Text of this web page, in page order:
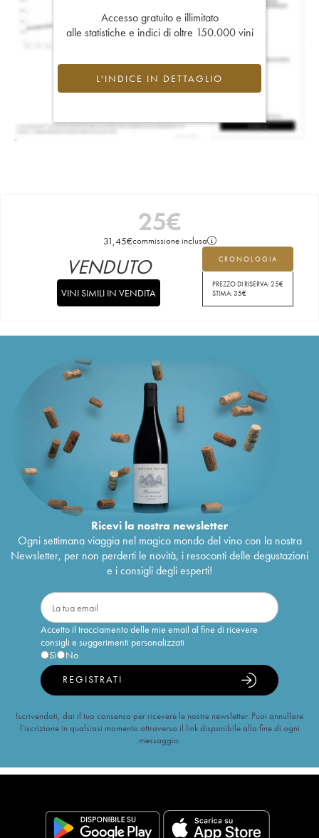
Accesso gratuito e illimitato
alle statistiche e indici di oltre 150.000 vini
L'INDICE IN DETTAGLIO
25€
31,45€commissione inclusa
CRONOLOGIA
PREZZO DI RISERVA:25€
STIMA:35€
VENDUTO
VINI SIMILI IN VENDITA
Ricevi la nostra newsletter
Ogni settimana viaggia nel magico mondo del vino con la nostra
Newsletter, per non perderti le novità, i resoconti delle degustazioni
e i consigli degli esperti!
Accetto il tracciamento delle mie email al fine di ricevere
consigli e suggerimenti personalizzati
Sì
No
REGISTRATI
Iscrivendoti, dai il tuo consenso per ricevere le nostre newsletter. Puoi annullare
l’iscrizione in qualsiasi momento attraverso il link disponibile alla fine di ogni
messaggio.